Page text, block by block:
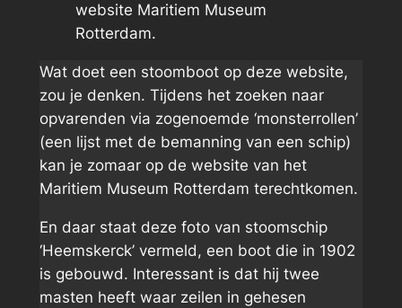
website Maritiem Museum
Rotterdam.
Wat doet een stoomboot op deze website,
zou je denken. Tijdens het zoeken naar
opvarenden via zogenoemde ‘monsterrollen’
(een lijst met de bemanning van een schip)
kan je zomaar op de website van het
Maritiem Museum Rotterdam terechtkomen.
En daar staat deze foto van stoomschip
‘Heemskerck’ vermeld, een boot die in 1902
is gebouwd. Interessant is dat hij twee
masten heeft waar zeilen in gehesen